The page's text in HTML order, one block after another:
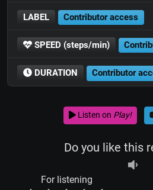
LABEL Contributor access
SPEED (steps/min)
DURATION Contributor
Listen on Play!
Do you like this
For listening